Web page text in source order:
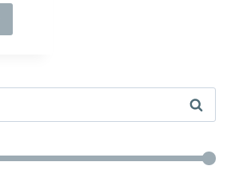
Haku